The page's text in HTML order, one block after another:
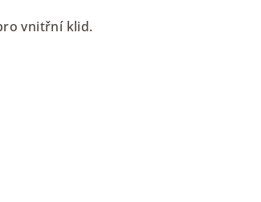
vnitřní klid.